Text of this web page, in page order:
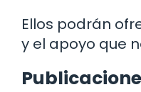
Ellos podrán
y el apoyo que